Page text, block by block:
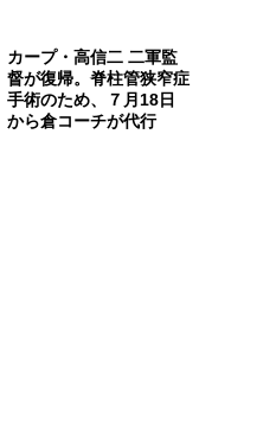
カープ・高信二 二軍監
督が復帰。脊柱管狭窄症
手術のため、７月18日
から倉コーチが代行